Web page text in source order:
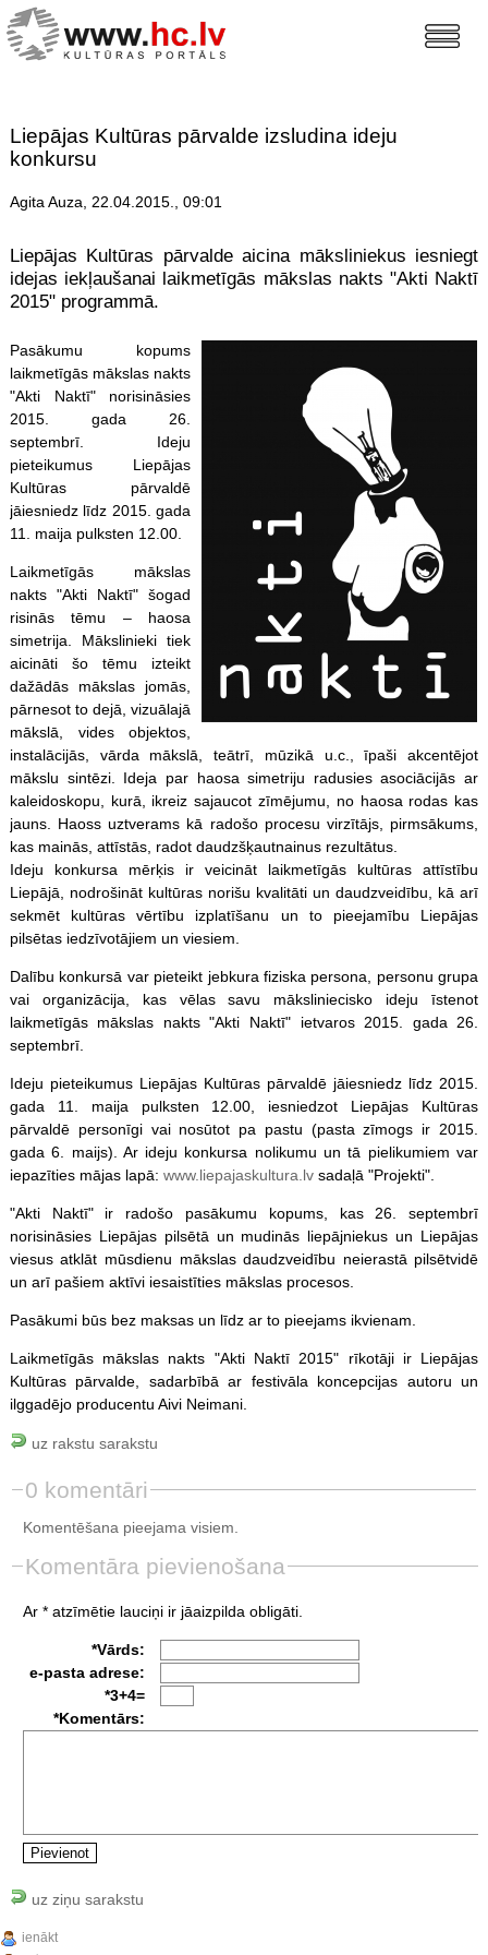
Liepājas Kultūras pārvalde izsludina ideju
konkursu
Agita Auza, 22.04.2015., 09:01
Liepājas Kultūras pārvalde aicina māksliniekus iesniegt
idejas iekļaušanai laikmetīgās mākslas nakts "Akti Naktī
2015" programmā.
Pasākumu kopums
laikmetīgās mākslas nakts
"Akti Naktī" norisināsies
2015. gada 26.
septembrī. Ideju
pieteikumus Liepājas
Kultūras pārvaldē
jāiesniedz līdz 2015. gada
11. maija pulksten 12.00.
Laikmetīgās mākslas
nakts "Akti Naktī" šogad
risinās tēmu – haosa
simetrija. Mākslinieki tiek
aicināti šo tēmu izteikt
dažādās mākslas jomās,
pārnesot to dejā, vizuālajā
mākslā, vides objektos,
instalācijās, vārda mākslā, teātrī, mūzikā u.c., īpaši akcentējot
mākslu sintēzi. Ideja par haosa simetriju radusies asociācijās ar
kaleidoskopu, kurā, ikreiz sajaucot zīmējumu, no haosa rodas kas
jauns. Haoss uztverams kā radošo procesu virzītājs, pirmsākums,
kas mainās, attīstās, radot daudzšķautnainus rezultātus.
Ideju konkursa mērķis ir veicināt laikmetīgās kultūras attīstību
Liepājā, nodrošināt kultūras norišu kvalitāti un daudzveidību, kā arī
sekmēt kultūras vērtību izplatīšanu un to pieejamību Liepājas
pilsētas iedzīvotājiem un viesiem.
Dalību konkursā var pieteikt jebkura fiziska persona, personu grupa
vai organizācija, kas vēlas savu māksliniecisko ideju īstenot
laikmetīgās mākslas nakts "Akti Naktī" ietvaros 2015. gada 26.
septembrī.
Ideju pieteikumus Liepājas Kultūras pārvaldē jāiesniedz līdz 2015.
gada 11. maija pulksten 12.00, iesniedzot Liepājas Kultūras
pārvaldē personīgi vai nosūtot pa pastu (pasta zīmogs ir 2015.
gada 6. maijs). Ar ideju konkursa nolikumu un tā pielikumiem var
iepazīties mājas lapā: www.liepajaskultura.lvsadaļā "Projekti".
"Akti Naktī" ir radošo pasākumu kopums, kas 26. septembrī
norisināsies Liepājas pilsētā un mudinās liepājniekus un Liepājas
viesus atklāt mūsdienu mākslas daudzveidību neierastā pilsētvidē
un arī pašiem aktīvi iesaistīties mākslas procesos.
Pasākumi būs bez maksas un līdz ar to pieejams ikvienam.
Laikmetīgās mākslas nakts "Akti Naktī 2015" rīkotāji ir Liepājas
Kultūras pārvalde, sadarbībā ar festivāla koncepcijas autoru un
ilggadējo producentu Aivi Neimani.
uz rakstu sarakstu
0 komentāri
Komentēšana pieejama visiem.
Komentāra pievienošana
Ar * atzīmētie lauciņi ir jāaizpilda obligāti.
*Vārds:
e-pasta adrese:
*3+4=
*Komentārs:
uz ziņu sarakstu
ienākt